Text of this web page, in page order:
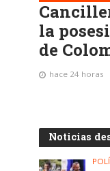
la
de
hace 24 horas
Noticias